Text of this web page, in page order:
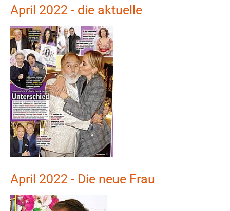
April 2022 - die aktuelle
Show larger version
April 2022 - Die neue Frau
Show larger version